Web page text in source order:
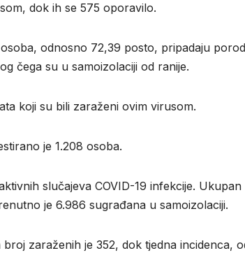
dok ih se 575 oporavilo.
odnosno 72,39 posto, pripadaju
čega su u samoizolaciji od ranije.
koji su bili zaraženi ovim virusom.
je 1.208 osoba.
slučajeva COVID-19 infekcije.
je 6.986 sugrađana u samoizolaciji.
zaraženih je 352, dok tjedna incidenca,